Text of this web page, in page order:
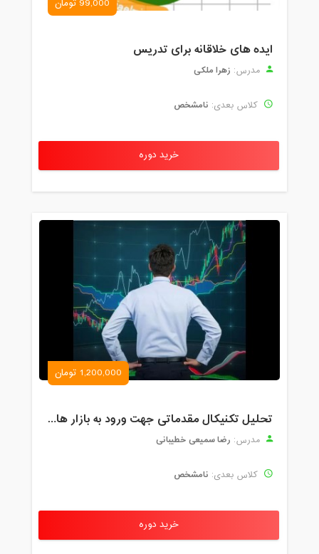
99,000 تومان
ایده های خلاقانه برای تدریس
مدرس: زهرا ملکی
کلاس بعدی: نامشخص
خرید دوره
1,200,000 تومان
تحلیل تکنیکال مقدماتی جهت ورود به بازار های مالی (رمز ارز و فارکس )
مدرس: رضا سمیعی خطیبانی
کلاس بعدی: نامشخص
خرید دوره